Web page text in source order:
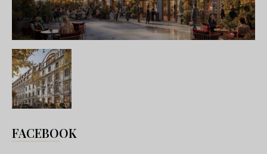
FACEBOOK